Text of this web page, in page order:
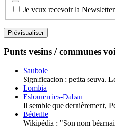
Je veux recevoir la Newsletter
Punts vesins / communes
Saubole
Significacion : petita seuva.
Lombia
Eslourenties-Daban
Il semble que dernièrement,
Bédeille
Wikipédia : "Son nom